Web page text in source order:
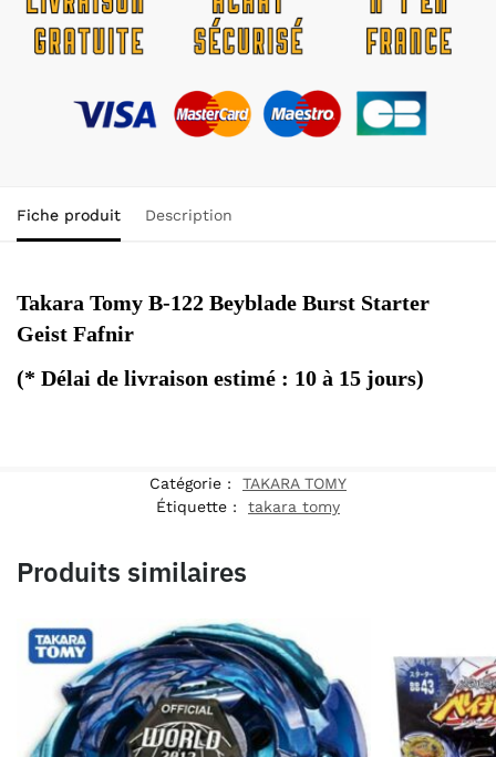
Fiche produit Description
Takara Tomy B-122 Beyblade Burst Starter
Geist Fafnir
(* Délai de livraison estimé : 10 à 15 jours)
Catégorie :
TAKARA TOMY
Étiquette :
takara tomy
Produits similaires